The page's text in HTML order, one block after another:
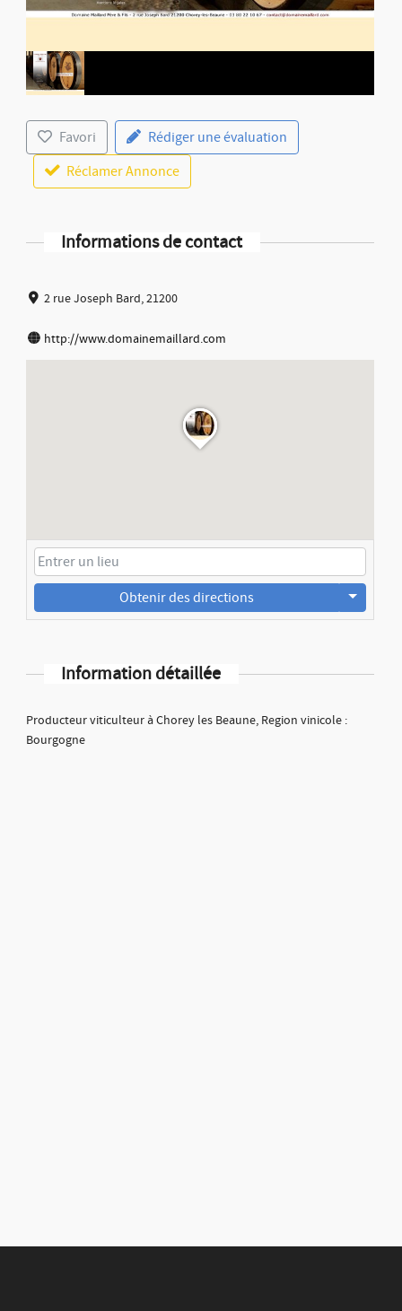
Favori
Rédiger une évaluation
Réclamer Annonce
Informations de contact
2 rue Joseph Bard, 21200
http://www.domainemaillard.com
Obtenir des directions
Information détaillée
Producteur viticulteur à Chorey les Beaune, Region vinicole :
Bourgogne